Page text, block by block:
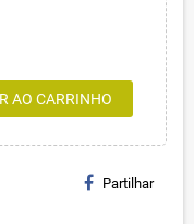
AO CARRINHO
Partilhar